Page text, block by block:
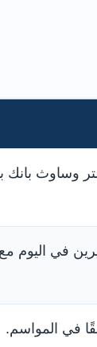
وساوث بانك
في اليوم
في المواسم.